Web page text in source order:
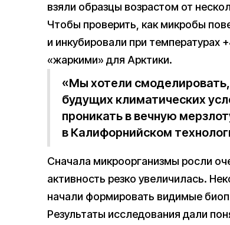
взяли образцы возрастом от
Чтобы проверить, как микробы
и инкубировали при температурах
«жаркими» для Арктики.
«Мы хотели
будущих климатических
проникать в вечную
в Калифорнийском
Сначала микроорганизмы росли
активность резко увеличилась.
начали формировать видимые
Результаты исследования дали